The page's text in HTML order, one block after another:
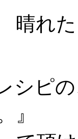
れ
シピ
』